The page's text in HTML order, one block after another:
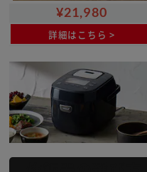
¥21,980
詳細はこちら